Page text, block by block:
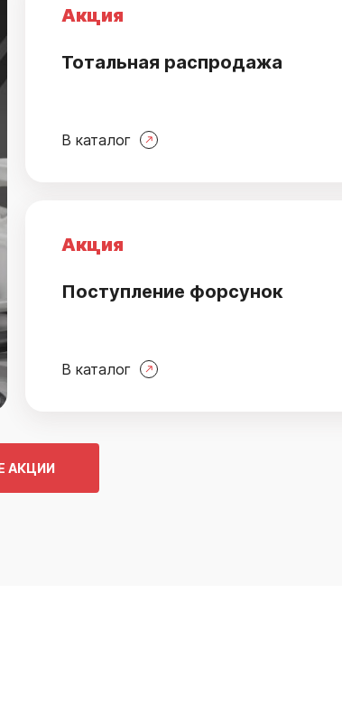
Акция
Тотальная распродажа
В каталог
Акция
Поступление форсунок
В каталог
АКЦИИ